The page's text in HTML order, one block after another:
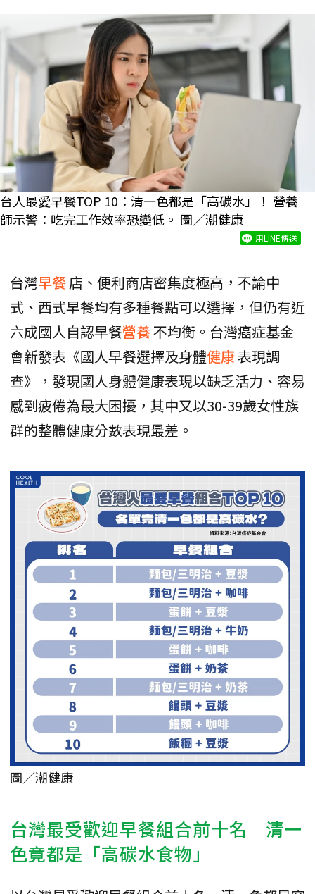
台人最愛早餐TOP 10：清一色都是「高碳水」！ 營養
師示警：吃完工作效率恐變低。 圖／潮健康
用LINE傳送
台灣早餐店、便利商店密集度極高，不論中
式、西式早餐均有多種餐點可以選擇，但仍有近
六成國人自認早餐營養不均衡。台灣癌症基金
會新發表《國人早餐選擇及身體健康表現調
查》，發現國人身體健康表現以缺乏活力、容易
感到疲倦為最大困擾，其中又以30-39歲女性族
群的整體健康分數表現最差。
圖／潮健康
台灣最受歡迎早餐組合前十名 清一
色竟都是「高碳水食物」